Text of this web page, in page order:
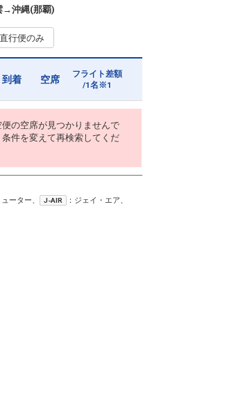
→沖縄(那覇)
直行便のみ
到着 空席
フライト差額
/1名※1
の空席が見つかりませんで
件を変えて再検索してくだ
ーター、 J-AIR ：ジェイ・エア、